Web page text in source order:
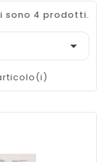
sono 4 prodotti.
